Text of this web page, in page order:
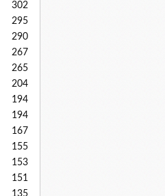
302
295
290
267
265
204
194
194
167
155
153
151
135